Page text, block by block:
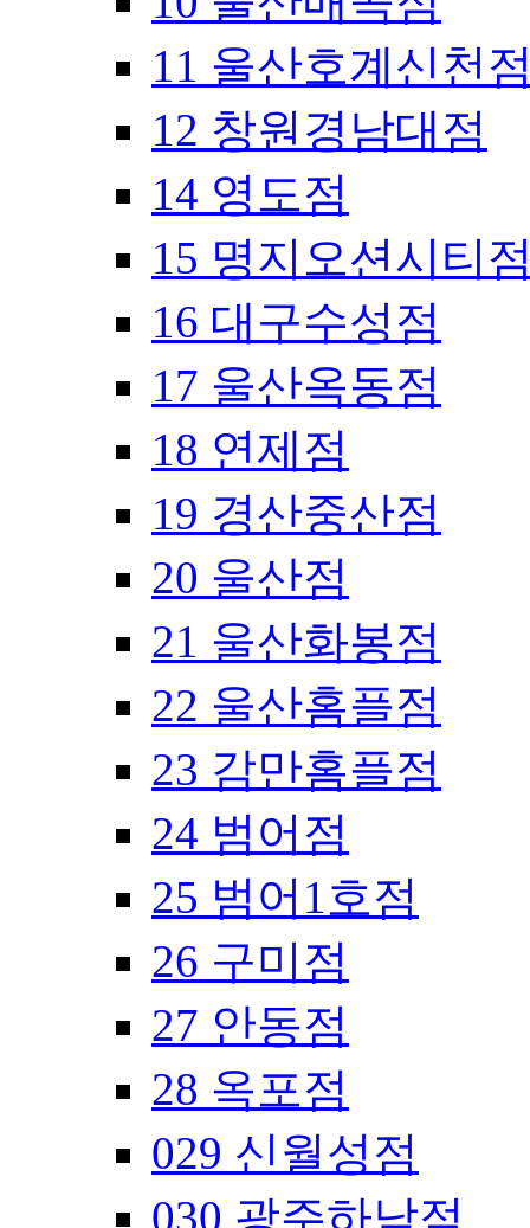
11 울산호계신천
12 창원경남대점
14 영도점
15 명지오션시티
16 대구수성점
17 울산옥동점
18 연제점
19 경산중산점
20 울산점
21 울산화봉점
22 울산홈플점
23 감만홈플점
24 범어점
25 범어1호점
26 구미점
27 안동점
28 옥포점
029 신월성점
030 광주하남점